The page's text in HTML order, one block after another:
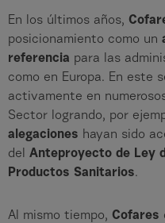
En los últimos años,
posicionamiento como un
referencia para las
como en Europa. En este
activamente en
Sector logrando, por
alegaciones hayan sido
del Anteproyecto de Ley
Productos Sanitarios.
Al mismo tiempo, Cofares